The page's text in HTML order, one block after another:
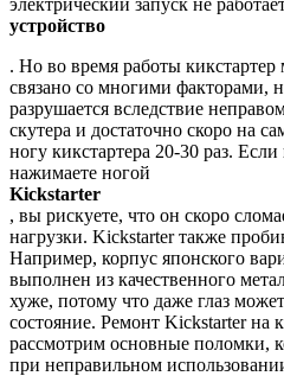
устройство
. Но во время работы кикстартер
связано со многими факторами,
разрушается вследствие
скутера и достаточно скоро на
ногу кикстартера 20-30 раз.
нажимаете ногой
Kickstarter
, вы рискуете, что он скоро
нагрузки. Kickstarter также
Например, корпус японского
выполнен из качественного
хуже, потому что даже глаз
состояние. Ремонт Kickstarter на
рассмотрим основные поломки,
при неправильном